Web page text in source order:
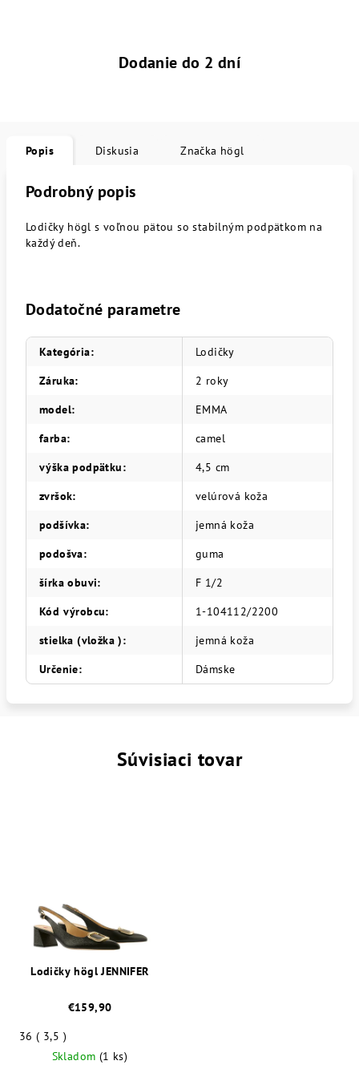
Dodanie do 2 dní
Popis Diskusia Značka högl
Podrobný popis
Lodičky högl s voľnou pätou so stabilným podpätkom na
každý deň.
Dodatočné parametre
Kategória:
Lodičky
Záruka:
2 roky
model:
EMMA
farba:
camel
výška podpätku:
4,5 cm
zvršok:
velúrová koža
podšívka:
jemná koža
podošva:
guma
šírka obuvi:
F 1/2
Kód výrobcu:
1-104112/2200
stielka (vložka ):
jemná koža
Určenie: Dámske
Súvisiaci tovar
Lodičky högl JENNIFER
€159,90
36 ( 3,5 )
Skladom (1 ks)